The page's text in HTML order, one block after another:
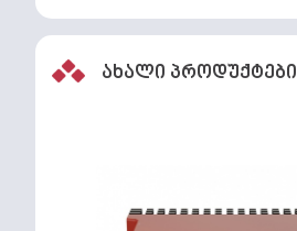
ახალი პროდუქტები